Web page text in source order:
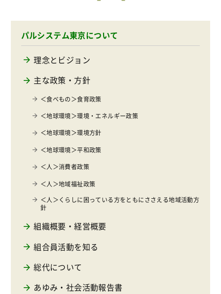
パルシステム東京について
理念とビジョン
主な政策・方針
＜食べもの＞食育政策
＜地球環境＞環境・エネルギー政策
＜地球環境＞環境方針
＜地球環境＞平和政策
＜人＞消費者政策
＜人＞地域福祉政策
＜人＞くらしに困っている方をともにささえる地域活動方
針
組織概要・経営概要
組合員活動を知る
総代について
あゆみ・社会活動報告書